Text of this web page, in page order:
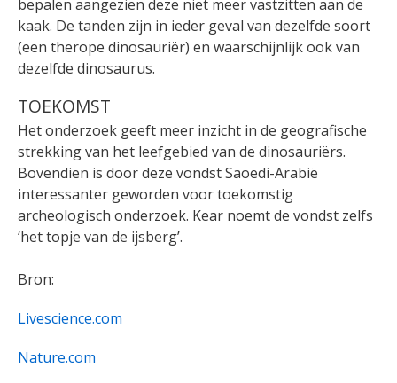
bepalen aangezien deze niet meer vastzitten aan de
kaak. De tanden zijn in ieder geval van dezelfde soort
(een therope dinosauriër) en waarschijnlijk ook van
dezelfde dinosaurus.
TOEKOMST
Het onderzoek geeft meer inzicht in de geografische
strekking van het leefgebied van de dinosauriërs.
Bovendien is door deze vondst Saoedi-Arabië
interessanter geworden voor toekomstig
archeologisch onderzoek. Kear noemt de vondst zelfs
‘het topje van de ijsberg’.
Bron:
Livescience.com
Nature.com